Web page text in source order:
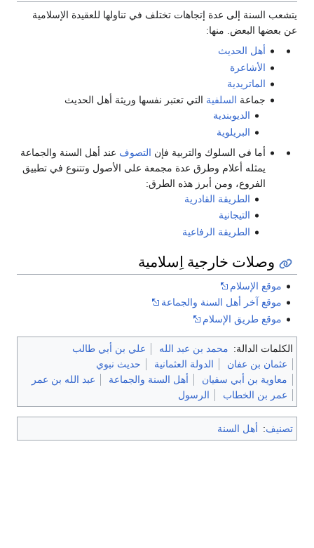
يتشعب السنة إلى عدة إتجاهات تختلف في تناولها للعقيدة الإسلامية
عن بعضها البعض. منها:
أهل الحديث
الأشاعرة
الماتريدية
جماعة السلفية التي تعتبر نفسها وريثة أهل الحديث
الديوبندية
البريلوية
أما في السلوك والتربية فإن التصوف عند أهل السنة والجماعة
يمثله أعلام وطرق عدة مجمعة على الأصول وتتنوع في تطبيق
الفروع، ومن أبرز هذه الطرق:
الطريقة القادرية
التيجانية
الطريقة الرفاعية
وصلات خارجية اِسلامية
موقع الإسلام
موقع آخر أهل السنة والجماعة
موقع طريق الإسلام
الكلمات الدالة: محمد بن عبد الله
علي بن أبي طالب
عثمان بن عفان
الدولة العثمانية
حديث نبوي
معاوية بن أبي سفيان
أهل السنة والجماعة
عبد الله بن عمر
عمر بن الخطاب
الرسول
تصنيف: أهل السنة